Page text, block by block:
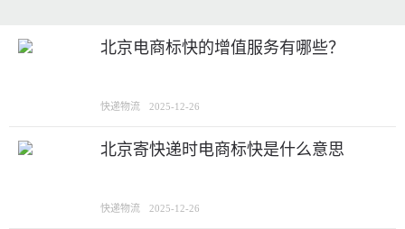
北京电商标快的增值服务有哪些？
快递物流 2025-12-26
北京寄快递时电商标快是什么意思
快递物流 2025-12-26